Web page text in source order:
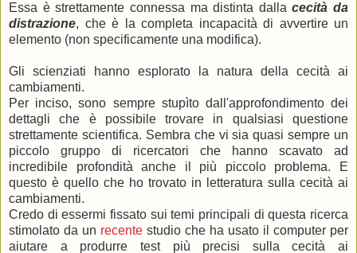
Essa è strettamente connessa ma distinta dallacecità da
distrazione, che è la completa incapacità di avvertire un
elemento (non specificamente una modifica).
Gli scienziati hanno esplorato la natura della cecità ai
cambiamenti.
Per inciso, sono sempre stupìto dall'approfondimento dei
dettagli che è possibile trovare in qualsiasi questione
strettamente scientifica. Sembra che vi sia quasi sempre un
piccolo gruppo di ricercatori che hanno scavato ad
incredibile profondità anche il più piccolo problema. E
questo è quello che ho trovato in letteratura sulla cecità ai
cambiamenti.
Credo di essermi fissato sui temi principali di questa ricerca
stimolato da un recente studio che ha usato il computer per
aiutare a produrre test più precisi sulla cecità ai